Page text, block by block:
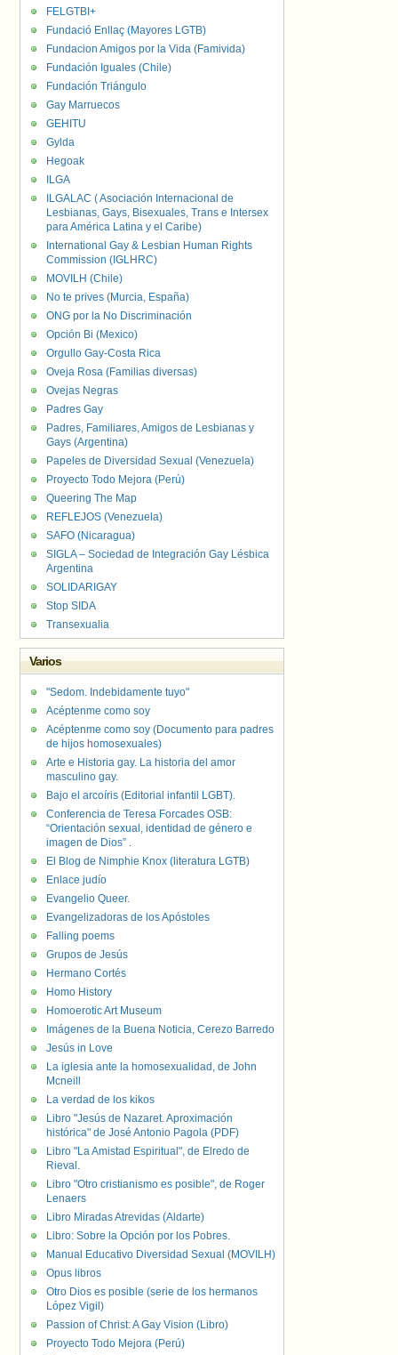
FELGTBI+
Fundació Enllaç (Mayores LGTB)
Fundacion Amigos por la Vida (Famivida)
Fundación Iguales (Chile)
Fundación Triángulo
Gay Marruecos
GEHITU
Gylda
Hegoak
ILGA
ILGALAC ( Asociación Internacional de
Lesbianas, Gays, Bisexuales, Trans e Intersex
para América Latina y el Caribe)
International Gay & Lesbian Human Rights
Commission (IGLHRC)
MOVILH (Chile)
No te prives (Murcia, España)
ONG por la No Discriminación
Opción Bi (Mexico)
Orgullo Gay-Costa Rica
Oveja Rosa (Familias diversas)
Ovejas Negras
Padres Gay
Padres, Familiares, Amigos de Lesbianas y
Gays (Argentina)
Papeles de Diversidad Sexual (Venezuela)
Proyecto Todo Mejora (Perú)
Queering The Map
REFLEJOS (Venezuela)
SAFO (Nicaragua)
SIGLA – Sociedad de Integración Gay Lésbica
Argentina
SOLIDARIGAY
Stop SIDA
Transexualia
Varios
"Sedom. Indebidamente tuyo"
Acéptenme como soy
Acéptenme como soy (Documento para padres
de hijos homosexuales)
Arte e Historia gay. La historia del amor
masculino gay.
Bajo el arcoíris (Editorial infantil LGBT).
Conferencia de Teresa Forcades OSB:
“Orientación sexual, identidad de género e
imagen de Dios” .
El Blog de Nimphie Knox (literatura LGTB)
Enlace judío
Evangelio Queer.
Evangelizadoras de los Apóstoles
Falling poems
Grupos de Jesús
Hermano Cortés
Homo History
Homoerotic Art Museum
Imágenes de la Buena Noticia, Cerezo Barredo
Jesús in Love
La iglesia ante la homosexualidad, de John
Mcneill
La verdad de los kikos
Libro "Jesús de Nazaret. Aproximación
histórica" de José Antonio Pagola (PDF)
Libro "La Amistad Espiritual", de Elredo de
Rieval.
Libro "Otro cristianismo es posible", de Roger
Lenaers
Libro Miradas Atrevidas (Aldarte)
Libro: Sobre la Opción por los Pobres.
Manual Educativo Diversidad Sexual (MOVILH)
Opus libros
Otro Dios es posible (serie de los hermanos
López Vigil)
Passion of Christ: A Gay Vision (Libro)
Proyecto Todo Mejora (Perú)